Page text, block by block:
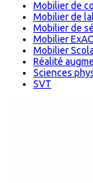
Mobilier de
Mobilier de
Mobilier de
Mobilier
Mobilier
Réalité
Sciences
SVT